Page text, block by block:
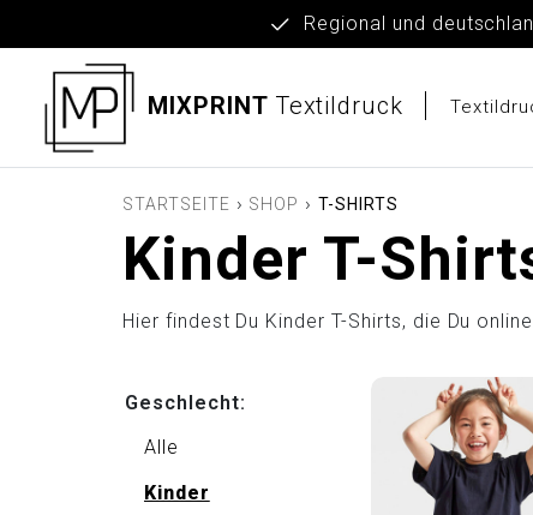
Regional und
MIXPRINT Textildruck
STARTSEITE › SHOP ›T-SHIRTS
Kinder T-
Hier findest Du Kinder T-Shirts, die Du
Geschlecht:
Alle
Kinder